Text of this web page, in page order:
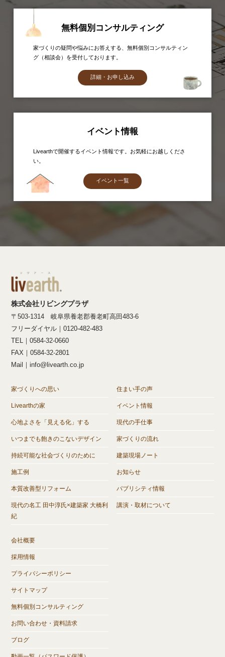
無料個別コンサルティング
家づくりの疑問や悩みにお答えする、無料個別コンサルティン
グ（相談会）を受付しております。
詳細・お申し込み
イベント情報
Livearthで開催するイベント情報です。お気軽にお越しくださ
い。
イベント一覧
株式会社リビングプラザ
〒503-1314 岐阜県養老郡養老町高田483-6
フリーダイヤル｜0120-482-483
TEL｜0584-32-0660
FAX｜0584-32-2801
Mail｜info@livearth.co.jp
家づくりへの思い
Livearthの家
心地よさを「見える化」する
いつまでも飽きのこないデザイン
持続可能な社会づくりのために
施工例
本質改善型リフォーム
現代の名工 田中淳氏×建築家 大橋利
紀
住まい手の声
イベント情報
現代の手仕事
家づくりの流れ
建築現場ノート
お知らせ
パブリシティ情報
講演・取材について
会社概要
採用情報
プライバシーポリシー
サイトマップ
無料個別コンサルティング
お問い合わせ・資料請求
ブログ